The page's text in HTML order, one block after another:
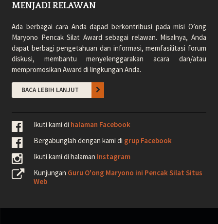
MENJADI RELAWAN
Ada berbagai cara Anda dapad berkontribusi pada misi O’ong
Maryono Pencak Silat Award sebagai relawan. Misalnya, Anda
dapat berbagi pengetahuan dan informasi, memfasilitasi forum
diskusi, membantu menyelenggarakan acara dan/atau
mempromosikan Award di lingkungan Anda.
BACA LEBIH LANJUT
Ikuti kami di halaman Facebook
Bergabunglah dengan kami di grup Facebook
Ikuti kami di halaman Instagram
Kunjungan Guru O'ong Maryono ini Pencak Silat Situs
Web